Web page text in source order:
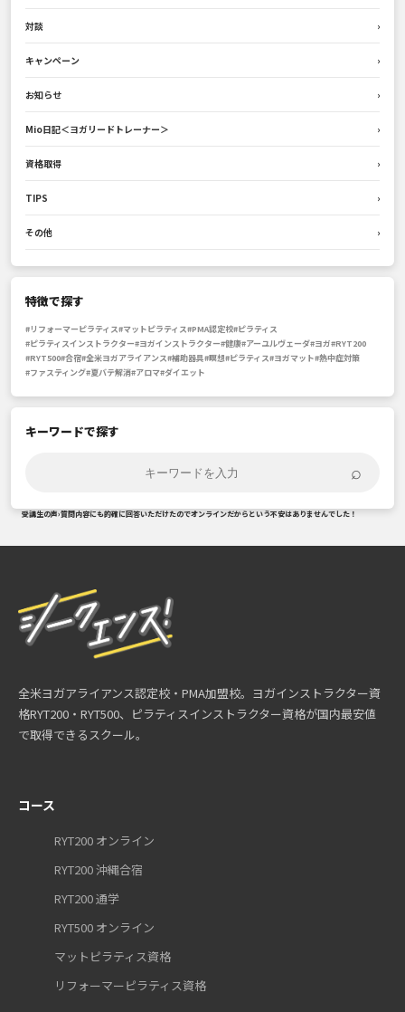
対談 ›
キャンペーン ›
お知らせ ›
Mio日記＜ヨガリードトレーナー＞ ›
資格取得 ›
TIPS ›
その他 ›
特徴で探す
#リフォーマーピラティス#マットピラティス#PMA認定校#ピラティス
#ピラティスインストラクター#ヨガインストラクター#健康#アーユルヴェーダ#ヨガ#RYT200
#RYT500#合宿#全米ヨガアライアンス#補助器具#瞑想#ピラティス#ヨガマット#熱中症対策
#ファスティング#夏バテ解消#アロマ#ダイエット
キーワードで探す
⌕
受講生の声›質問内容にも的確に回答いただけたのでオンラインだからという不安はありませんでした！
全米ヨガアライアンス認定校・PMA加盟校。ヨガインストラクター資
格RYT200・RYT500、ピラティスインストラクター資格が国内最安値
で取得できるスクール。
コース
RYT200 オンライン
RYT200 沖縄合宿
RYT200 通学
RYT500 オンライン
マットピラティス資格
リフォーマーピラティス資格